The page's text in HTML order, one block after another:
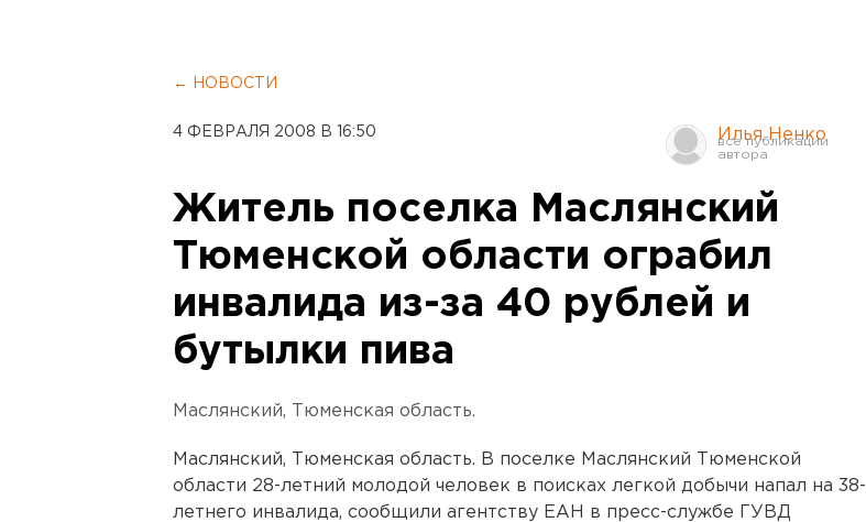
← НОВОСТИ
4 ФЕВРАЛЯ 2008 В 16:50 Илья Ненко
Житель поселка Маслянский
Тюменской области ограбил
инвалида из-за 40 рублей и
бутылки пива
Маслянский, Тюменская область.
Маслянский, Тюменская область. В поселке Маслянский Тюменской
области 28-летний молодой человек в поисках легкой добычи напал на 38-
летнего инвалида, сообщили агентству ЕАН в пресс-службе ГУВД